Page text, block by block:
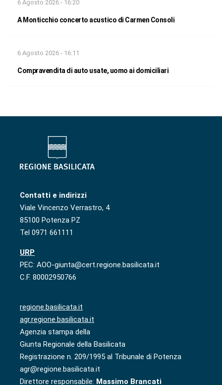
6 Agosto 2026 - 16:20
A Monticchio concerto acustico di Carmen Consoli
6 Agosto 2026 - 16:11
Compravendita di auto usate, uomo ai domiciliari
Contatti e indirizzi
Viale Vincenzo Verrastro, 4
85100 Potenza PZ
Tel 0971 661111
URP
PEC: AOO-giunta@cert.regione.basilicata.it
C.F. 80002950766
regione.basilicata.it
agr.regione.basilicata.it
Agenzia stampa della
Giunta Regionale della Basilicata
Registrazione n. 209/1995 al Tribunale di Potenza
agr@regione.basilicata.it
Direttore responsabile: Massimo Brancati